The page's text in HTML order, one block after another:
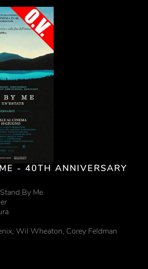
- 40TH ANNIVERSARY
Stand By Me
Wil Wheaton, Corey Feldman